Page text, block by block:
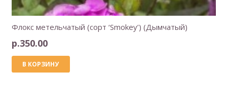
Флокс метельчатый (сорт ‘Smokey’) (Дымчатый)
р.350.00
В КОРЗИНУ